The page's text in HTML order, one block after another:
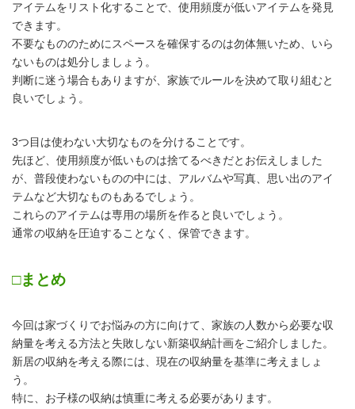
アイテムをリスト化することで、使用頻度が低いアイテムを発見
できます。
不要なもののためにスペースを確保するのは勿体無いため、いら
ないものは処分しましょう。
判断に迷う場合もありますが、家族でルールを決めて取り組むと
良いでしょう。
3つ目は使わない大切なものを分けることです。
先ほど、使用頻度が低いものは捨てるべきだとお伝えしました
が、普段使わないものの中には、アルバムや写真、思い出のアイ
テムなど大切なものもあるでしょう。
これらのアイテムは専用の場所を作ると良いでしょう。
通常の収納を圧迫することなく、保管できます。
□まとめ
今回は家づくりでお悩みの方に向けて、家族の人数から必要な収
納量を考える方法と失敗しない新築収納計画をご紹介しました。
新居の収納を考える際には、現在の収納量を基準に考えましょ
う。
特に、お子様の収納は慎重に考える必要があります。